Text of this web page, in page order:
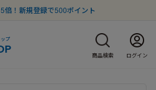
倍！新規登録で500ポイント
プ
商品検索 ログイン